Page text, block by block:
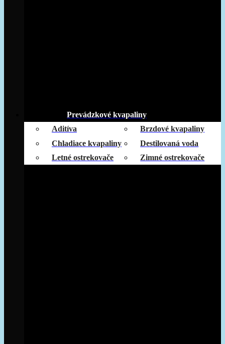
Prevádzkové kvapaliny
Aditíva
Brzdové kvapaliny
Chladiace kvapaliny
Destilovaná voda
Letné ostrekovače
Zimné ostrekovače